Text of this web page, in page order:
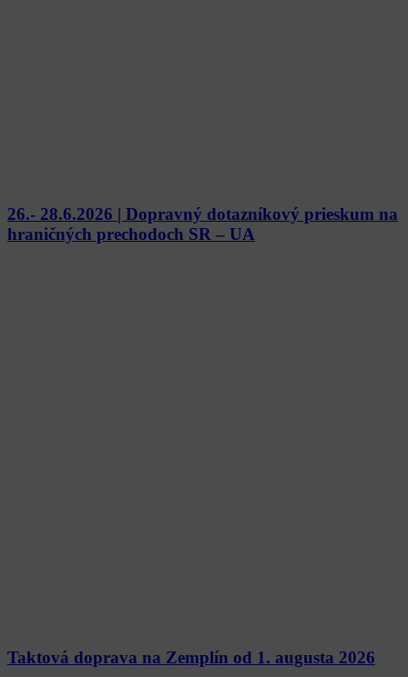
26.- 28.6.2026 | Dopravný dotazníkový prieskum na
hraničných prechodoch SR – UA
Taktová doprava na Zemplín od 1. augusta 2026